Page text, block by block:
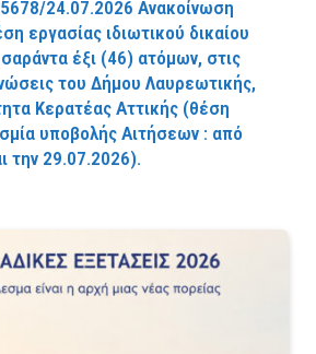
24.07.2026 Ανακοίνωση
εργασίας ιδιωτικού δικαίου
έξι (46) ατόμων, στις
του Δήμου Λαυρεωτικής,
Κερατέας Αττικής (θέση
υποβολής Αιτήσεων : από
την 29.07.2026).